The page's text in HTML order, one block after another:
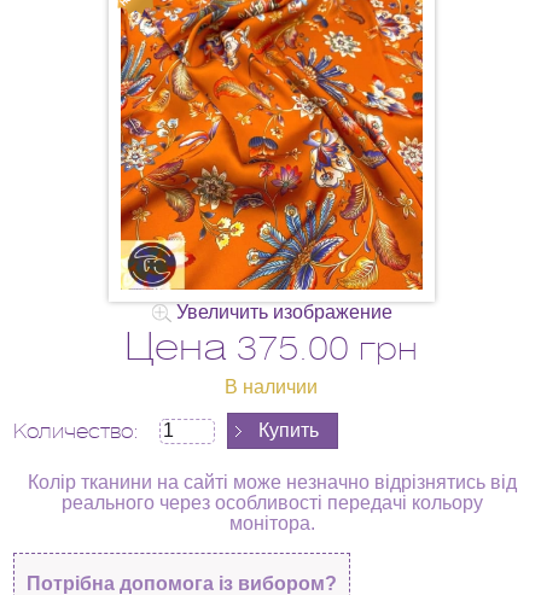
Увеличить изображение
Цена 375.00 грн
В наличии
Количество:
Колір тканини на сайті може незначно відрізнятись від
реального через особливості передачі кольору
монітора.
Потрібна допомога із вибором?